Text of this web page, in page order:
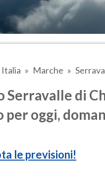
Italia Marche
Serravalle di
per oggi,
le previsioni!